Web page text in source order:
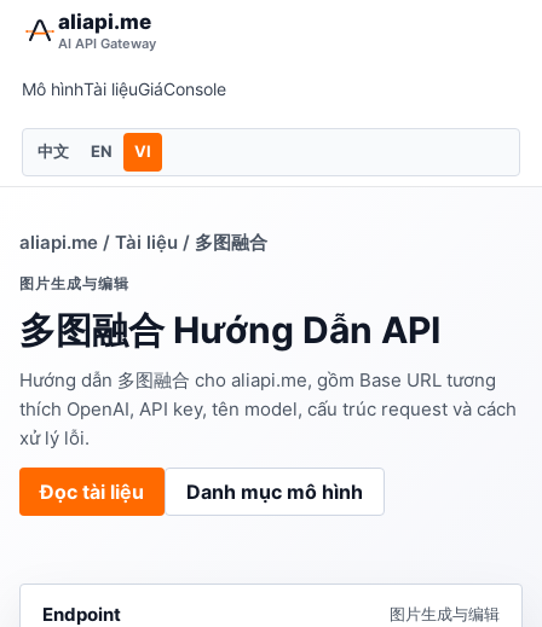
aliapi.me
AI API Gateway
Mô hìnhTài liệuGiáConsole
中文 EN VI
aliapi.me / Tài liệu / 多图融合
图片生成与编辑
多图融合 Hướng Dẫn API
Hướng dẫn 多图融合 cho aliapi.me, gồm Base URL tương
thích OpenAI, API key, tên model, cấu trúc request và cách
xử lý lỗi.
Đọc tài liệu Danh mục mô hình
Endpoint 图片生成与编辑